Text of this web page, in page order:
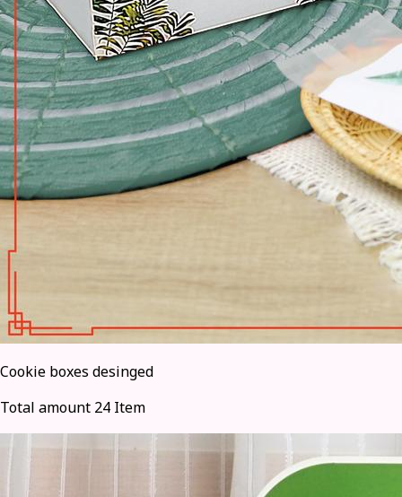
Cookie boxes desinged
Total amount 24 Item